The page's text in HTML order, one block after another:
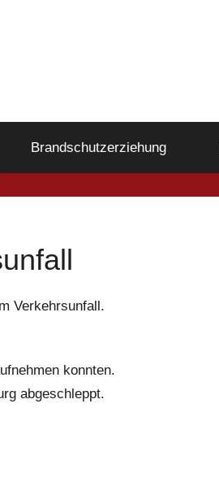
Brandschutzerziehung
Verkehrsunfall.
konnten.
abgeschleppt.